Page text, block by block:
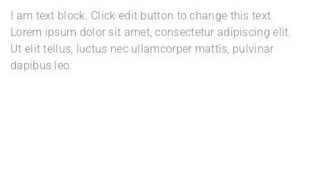
I am text block. Click edit button to change this text.
Lorem ipsum dolor sit amet, consectetur adipiscing elit.
Ut elit tellus, luctus nec ullamcorper mattis, pulvinar
dapibus leo.